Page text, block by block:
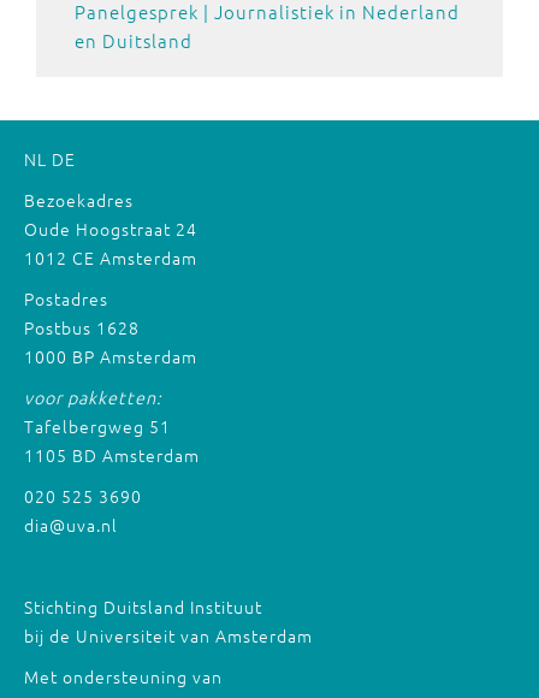
Panelgesprek | Journalistiek in Nederland
en Duitsland
NL DE
Bezoekadres
Oude Hoogstraat 24
1012 CE Amsterdam
Postadres
Postbus 1628
1000 BP Amsterdam
voor pakketten:
Tafelbergweg 51
1105 BD Amsterdam
020 525 3690
dia@uva.nl
Stichting Duitsland Instituut
bij de Universiteit van Amsterdam
Met ondersteuning van